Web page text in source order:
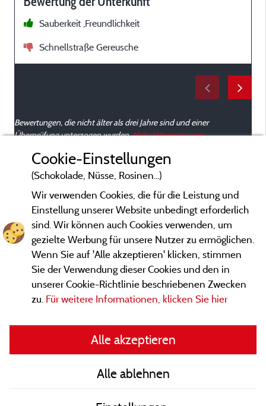
Sauberkeit ,Freundlichkeit
Schnellstraße Gereusche
Bewertungen, die nicht älter als drei Jahre sind und einer
Überprüfung unterzogen wurden.Mehr Informationen
Gesetzliche Bedingungen
Herausgeberinformationen und Adressen
Kontakt
Cookie-Einstellungen
(Schokolade, Nüsse, Rosinen...)
Wir verwenden Cookies, die für die Leistung und
Einstellung unserer Website unbedingt erforderlich
sind. Wir können auch Cookies verwenden, um
gezielte Werbung für unsere Nutzer zu ermöglichen.
Wenn Sie auf 'Alle akzeptieren' klicken, stimmen
Sie der Verwendung dieser Cookies und den in
unserer Cookie-Richtlinie beschriebenen Zwecken
zu. Für weitere Informationen, klicken Sie hier
Alle akzeptieren
Alle ablehnen